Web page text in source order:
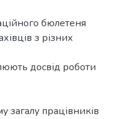
бюлетеня
з різних
досвід роботи
працівників